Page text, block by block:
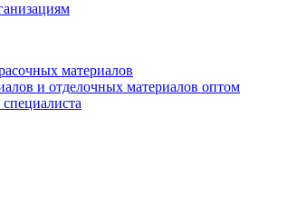
материалов
и отделочных материалов оптом